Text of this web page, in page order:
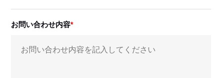
お問い合わせ内容